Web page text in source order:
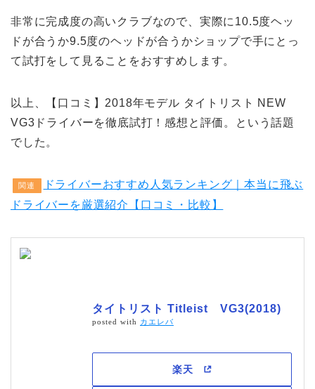
非常に完成度の高いクラブなので、実際に10.5度ヘッ
ドが合うか9.5度のヘッドが合うかショップで手にとっ
て試打をして見ることをおすすめします。
以上、【口コミ】2018年モデル タイトリスト NEW
VG3ドライバーを徹底試打！感想と評価。という話題
でした。
関連
ドライバーおすすめ人気ランキング｜本当に飛ぶ
ドライバーを厳選紹介【口コミ・比較】
タイトリスト Titleist VG3(2018)
posted with カエレバ